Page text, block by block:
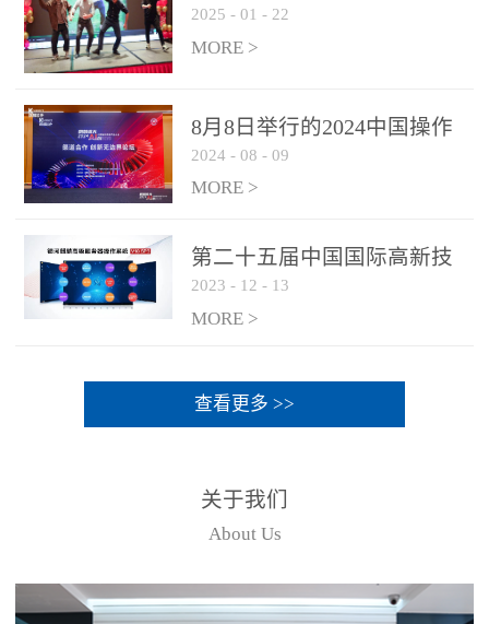
2025 - 01 - 22
MORE >
8月8日举行的2024中国操作
系统产业大会渠道论坛，科
网通荣获区域营销优质伙伴
2024 - 08 - 09
MORE >
第二十五届中国国际高新技
术成果交易会 银河麒麟高级
服务器操作系统荣获 “优秀
2023 - 12 - 13
MORE >
查看更多 >>
关于我们
About Us